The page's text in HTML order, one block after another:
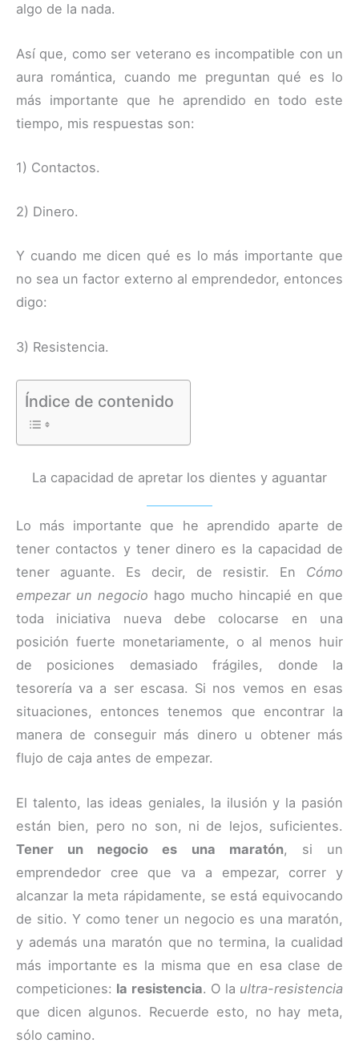
algo de la nada.
Así que, como ser veterano es incompatible con un
aura romántica, cuando me preguntan qué es lo
más importante que he aprendido en todo este
tiempo, mis respuestas son:
1) Contactos.
2) Dinero.
Y cuando me dicen qué es lo más importante que
no sea un factor externo al emprendedor, entonces
digo:
3) Resistencia.
Índice de contenido
La capacidad de apretar los dientes y aguantar
Lo más importante que he aprendido aparte de
tener contactos y tener dinero es la capacidad de
tener aguante. Es decir, de resistir. En Cómo
empezar un negocio hago mucho hincapié en que
toda iniciativa nueva debe colocarse en una
posición fuerte monetariamente, o al menos huir
de posiciones demasiado frágiles, donde la
tesorería va a ser escasa. Si nos vemos en esas
situaciones, entonces tenemos que encontrar la
manera de conseguir más dinero u obtener más
flujo de caja antes de empezar.
El talento, las ideas geniales, la ilusión y la pasión
están bien, pero no son, ni de lejos, suficientes.
Tener un negocio es una maratón, si un
emprendedor cree que va a empezar, correr y
alcanzar la meta rápidamente, se está equivocando
de sitio. Y como tener un negocio es una maratón,
y además una maratón que no termina, la cualidad
más importante es la misma que en esa clase de
competiciones: la resistencia. O la ultra-resistencia
que dicen algunos. Recuerde esto, no hay meta,
sólo camino.